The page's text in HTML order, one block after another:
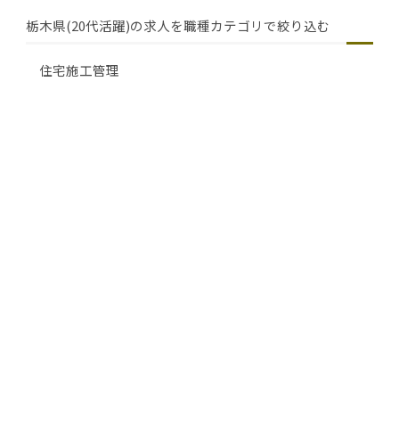
栃木県(20代活躍)の求人を職種カテゴリで絞り込む
住宅施工管理